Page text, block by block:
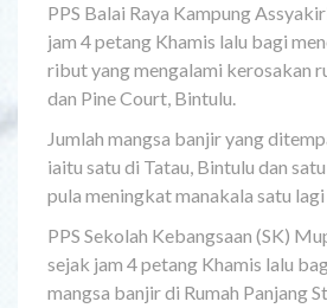
PPS Balai Raya Kampung
jam 4 petang Khamis lalu bagi
ribut yang mengalami kerosakan
dan Pine Court, Bintulu.
Jumlah mangsa banjir yang
iaitu satu di Tatau, Bintulu dan
pula meningkat manakala satu
PPS Sekolah Kebangsaan (SK)
sejak jam 4 petang Khamis lalu
mangsa banjir di Rumah Panjang